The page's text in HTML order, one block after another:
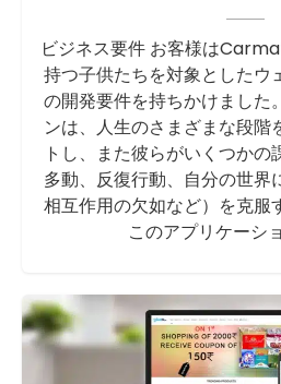
ビジネス要件 お客様は
持つ子供たちを対象としたウ
の開発要件を持ちかけました
ンは、人生のさまざまな段階
トし、また彼らがいくつかの
多動、反復行動、自分の世界
相互作用の欠如など）を克服
このアプリケーシ